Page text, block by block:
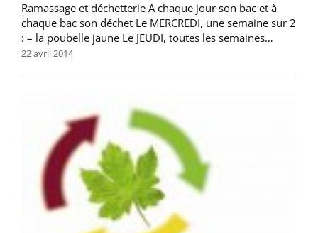
Ramassage et déchetterie A chaque jour son bac et à
chaque bac son déchet Le MERCREDI, une semaine sur 2
: – la poubelle jaune Le JEUDI, toutes les semaines…
22 avril 2014